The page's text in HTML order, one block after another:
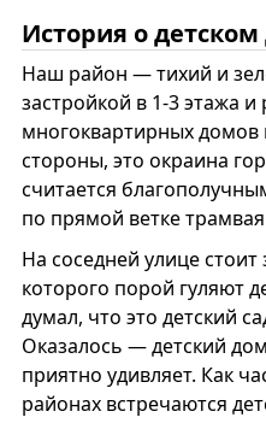
История о
Наш район — тихий и
застройкой в 1-3 этажа
многоквартирных
стороны, это окраина
считается
по прямой ветке
На соседней улице
которого порой гуляют
думал, что это детский
Оказалось — детский
приятно удивляет. Как
районах встречаются